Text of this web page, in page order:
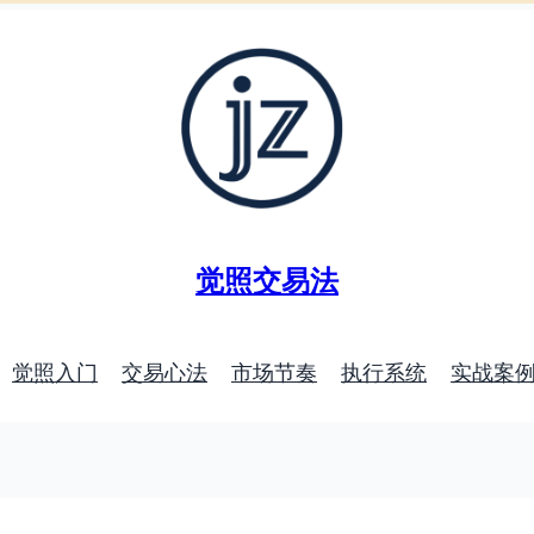
觉照交易法
觉照入门 交易心法 市场节奏 执行系统 实战案